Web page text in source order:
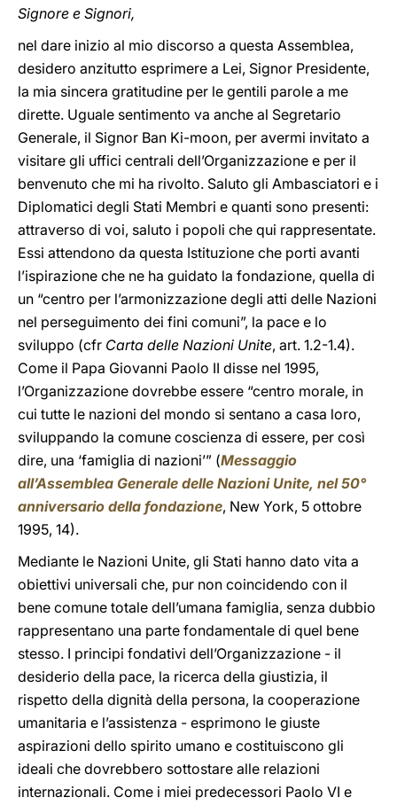
Signore e Signori,
nel dare inizio al mio discorso a questa Assemblea,
desidero anzitutto esprimere a Lei, Signor Presidente,
la mia sincera gratitudine per le gentili parole a me
dirette. Uguale sentimento va anche al Segretario
Generale, il Signor Ban Ki-moon, per avermi invitato a
visitare gli uffici centrali dell’Organizzazione e per il
benvenuto che mi ha rivolto. Saluto gli Ambasciatori e i
Diplomatici degli Stati Membri e quanti sono presenti:
attraverso di voi, saluto i popoli che qui rappresentate.
Essi attendono da questa Istituzione che porti avanti
l’ispirazione che ne ha guidato la fondazione, quella di
un “centro per l’armonizzazione degli atti delle Nazioni
nel perseguimento dei fini comuni”, la pace e lo
sviluppo (cfr Carta delle Nazioni Unite, art. 1.2-1.4).
Come il Papa Giovanni Paolo II disse nel 1995,
l’Organizzazione dovrebbe essere “centro morale, in
cui tutte le nazioni del mondo si sentano a casa loro,
sviluppando la comune coscienza di essere, per così
dire, una ‘famiglia di nazioni’” (Messaggio
all’Assemblea Generale delle Nazioni Unite, nel 50°
anniversario della fondazione, New York, 5 ottobre
1995, 14).
Mediante le Nazioni Unite, gli Stati hanno dato vita a
obiettivi universali che, pur non coincidendo con il
bene comune totale dell’umana famiglia, senza dubbio
rappresentano una parte fondamentale di quel bene
stesso. I principi fondativi dell’Organizzazione - il
desiderio della pace, la ricerca della giustizia, il
rispetto della dignità della persona, la cooperazione
umanitaria e l’assistenza - esprimono le giuste
aspirazioni dello spirito umano e costituiscono gli
ideali che dovrebbero sottostare alle relazioni
internazionali. Come i miei predecessori Paolo VI e